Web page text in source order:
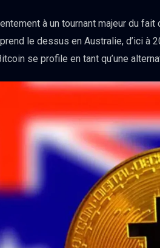
à un tournant majeur du
prend le dessus en Australie, d’ici
se profile en tant qu’une